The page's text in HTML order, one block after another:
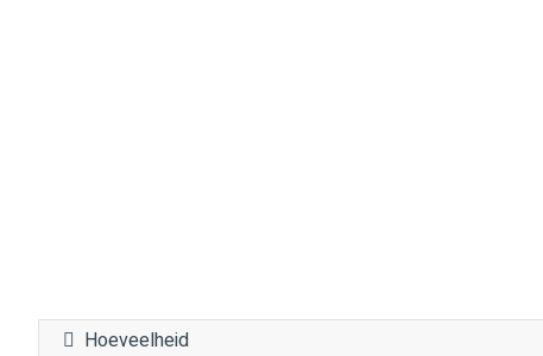
Hoeveelheid